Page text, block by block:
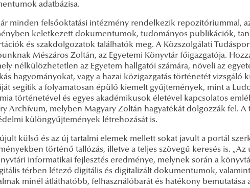
adatbázisa.
minden felsőoktatási intézmény rendelkezik repozitóriummal,
keletkezett dokumentumok, tudományos publikációk,
és szakdolgozatok találhatók meg. A Közszolgálati
Mészáros Zoltán, az Egyetemi Könyvtár főigazgatója.
nélkülözhetetlen az Egyetem hallgatói számára, növeli az
hagyományokat, vagy a hazai közigazgatás történetét vizsgáló
segítik a folyamatosan épülő kiemelt gyűjtemények, mint a
történetével és egyes akadémikusok életével kapcsolatos
Archívum, melyben Magyary Zoltán hagyatékát dolgozzák fel.
különgyűjtemények létrehozását is.
külső és az új tartalmi elemek mellett sokat javult a portál
történő tallózás, illetve a teljes szövegű keresés is.
informatikai fejlesztés eredménye, melynek során a
térben létező digitális és digitalizált dokumentumok,
minél átláthatóbb, felhasználóbarát és hatékony bemutatása